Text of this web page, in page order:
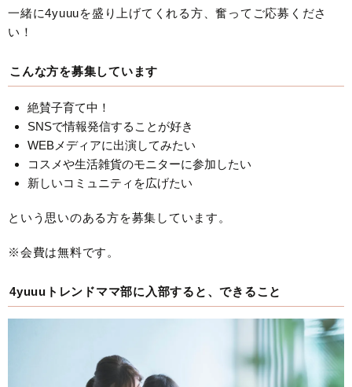
一緒に4yuuuを盛り上げてくれる方、奮ってご応募くださ
い！
こんな方を募集しています
絶賛子育て中！
SNSで情報発信することが好き
WEBメディアに出演してみたい
コスメや生活雑貨のモニターに参加したい
新しいコミュニティを広げたい
という思いのある方を募集しています。
※会費は無料です。
4yuuuトレンドママ部に入部すると、できること